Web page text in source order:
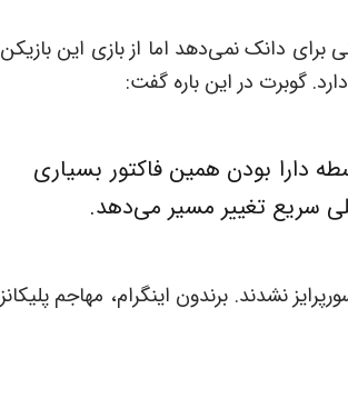
دانک نمی‌دهد اما از بازی این بازیکن
دارا بودن همین فاکتور بسیاری
سریع تغییر مسیر می‌دهد.
نشدند. برندون اینگرام، مهاجم پلیکانز